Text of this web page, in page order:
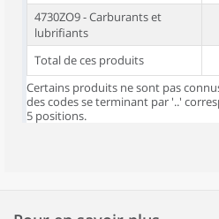
4730ZO9 - Carburants et
lubrifiants
Total de ces produits
Certains produits ne sont pas
des codes se terminant par '..'
5 positions.